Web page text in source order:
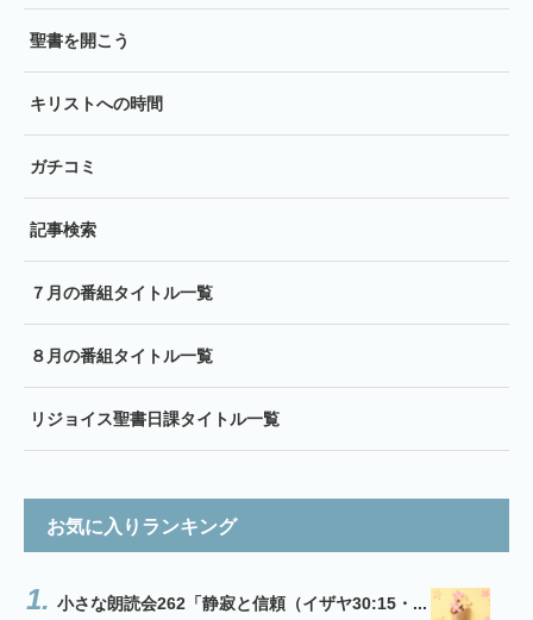
聖書を開こう
キリストへの時間
ガチコミ
記事検索
７月の番組タイトル一覧
８月の番組タイトル一覧
リジョイス聖書日課タイトル一覧
お気に入りランキング
小さな朗読会262「静寂と信頼（イザヤ30:15・...